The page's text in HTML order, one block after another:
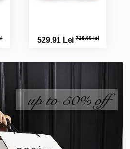
529.91 Lei729.90 lei